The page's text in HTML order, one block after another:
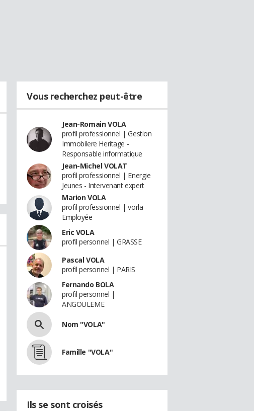
Vous recherchez peut-être
Jean-Romain VOLA
profil professionnel | Gestion
Immobilere Heritage -
Responsable informatique
Jean-Michel VOLAT
profil professionnel | Energie
Jeunes - Intervenant expert
Marion VOLA
profil professionnel | vorla -
Employée
Eric VOLA
profil personnel | GRASSE
Pascal VOLA
profil personnel | PARIS
Fernando BOLA
profil personnel |
ANGOULEME
Nom "VOLA"
Famille "VOLA"
Ils se sont croisés